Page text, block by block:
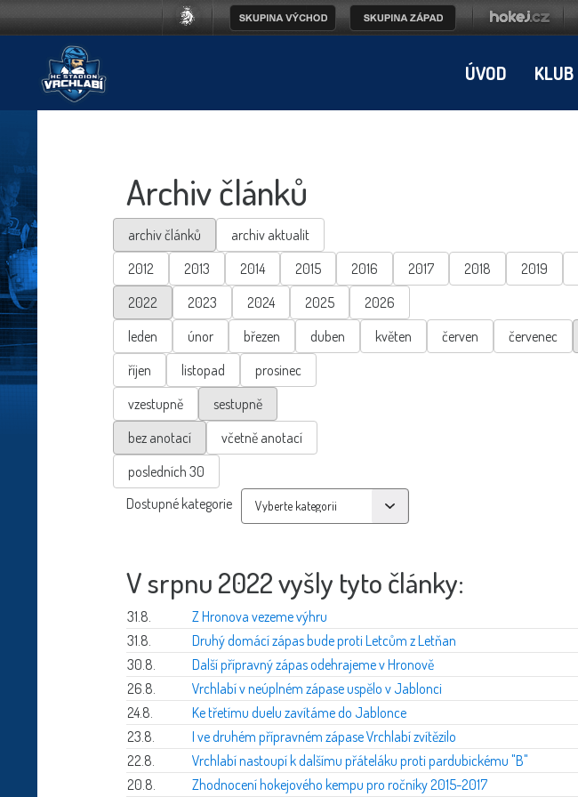
ÚVOD KLUB
Archiv článků
archiv článků
archiv aktualit
2012
2013 2014 2015 2016 2017 2018 2019
2022
2023 2024 2025
2026
leden
únor březen duben květen červen červenec
říjen
listopad
prosinec
vzestupně
sestupně
bez anotací
včetně anotací
posledních 30
Dostupné kategorie
V srpnu 2022 vyšly tyto články:
31.8.
Z Hronova vezeme výhru
31.8.
Druhý domácí zápas bude proti Letcům z Letňan
30.8.
Další přípravný zápas odehrajeme v Hronově
26.8.
Vrchlabí v neúplném zápase uspělo v Jablonci
24.8.
Ke třetímu duelu zavítáme do Jablonce
23.8.
I ve druhém přípravném zápase Vrchlabí zvítězilo
22.8.
Vrchlabí nastoupí k dalšímu přáteláku proti pardubickému "B"
20.8.
Zhodnocení hokejového kempu pro ročníky 2015-2017